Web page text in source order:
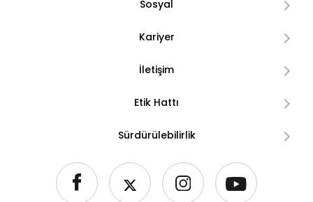
Sosyal
Kariyer
İletişim
Etik Hattı
Sürdürülebilirlik